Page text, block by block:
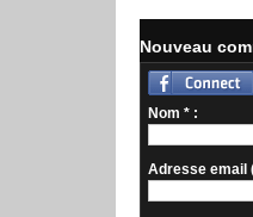
Nouveau
Nom * :
Adresse email